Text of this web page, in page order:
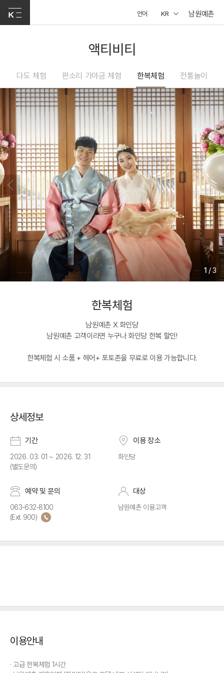
언어 KR 남원예촌
액티비티
다도 체험 판소리 가야금 체험 한복체험 전통놀이
1 /3
한복체험
남원예촌 X 화인당
남원예촌 고객이라면 누구나 화인당 한복 할인!
한복체험 시 소품 + 헤어+ 포토존을 무료로 이용 가능합니다.
상세정보
기간
2026. 03. 01 ~ 2026. 12. 31
(별도문의)
이용 장소
화인당
예약 및 문의
063-632-8100
(Ext. 900)
대상
남원예촌 이용고객
이용안내
고급 한복체험 1시간